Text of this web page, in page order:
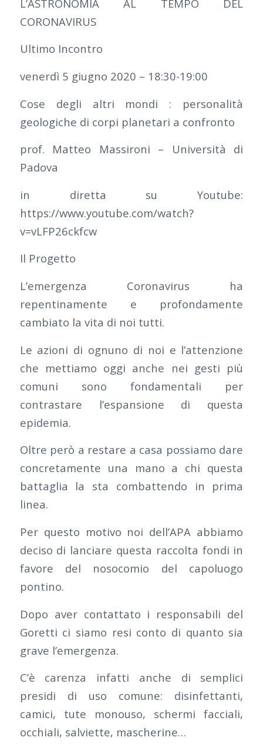
L’ASTRONOMIA AL TEMPO DEL
CORONAVIRUS
Ultimo Incontro
venerdì 5 giugno 2020 – 18:30-19:00
Cose degli altri mondi : personalità
geologiche di corpi planetari a confronto
prof. Matteo Massironi – Università di
Padova
in diretta su Youtube:
https://www.youtube.com/watch?
v=vLFP26ckfcw
Il Progetto
L’emergenza Coronavirus ha
repentinamente e profondamente
cambiato la vita di noi tutti.
Le azioni di ognuno di noi e l’attenzione
che mettiamo oggi anche nei gesti più
comuni sono fondamentali per
contrastare l’espansione di questa
epidemia.
Oltre però a restare a casa possiamo dare
concretamente una mano a chi questa
battaglia la sta combattendo in prima
linea.
Per questo motivo noi dell’APA abbiamo
deciso di lanciare questa raccolta fondi in
favore del nosocomio del capoluogo
pontino.
Dopo aver contattato i responsabili del
Goretti ci siamo resi conto di quanto sia
grave l’emergenza.
C’è carenza infatti anche di semplici
presidi di uso comune: disinfettanti,
camici, tute monouso, schermi facciali,
occhiali, salviette, mascherine…